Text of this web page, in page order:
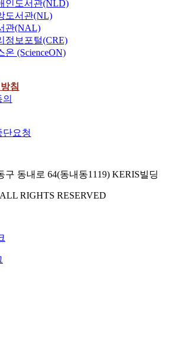
인도서관(NLD)
도서관(NL)
관(NAL)
정보포털(CRE)
온 (ScienceON)
침
단요청
구 동내로 64(동내동1119) KERIS빌딩
RIGHTS RESERVED